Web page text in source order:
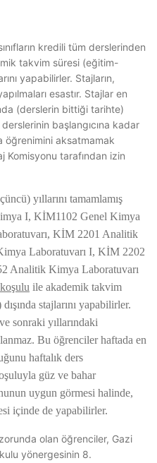
kredili tüm derslerinden
takvim süresi (eğitim-
yapabilirler. Stajların,
esastır. Stajlar en
(derslerin bittiği tarihte)
başlangıcına kadar
öğrenimini aksatmamak
Komisyonu tarafından izin
yıllarını tamamlamış
I, KİM1102 Genel Kimya
KİM 2201 Analitik
Laboratuvarı I, KİM 2202
Analitik Kimya Laboratuvarı
ile akademik takvim
stajlarını yapabilirler.
sonraki yıllarındaki
Bu öğrenciler haftada en
haftalık ders
güz ve bahar
uygun görmesi halinde,
içinde de yapabilirler.
olan öğrenciler, Gazi
yönergesinin 8.